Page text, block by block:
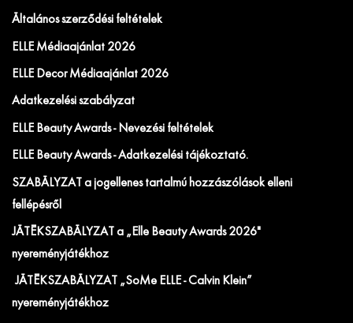
Általános szerződési feltételek
ELLE Médiaajánlat 2026
ELLE Decor Médiaajánlat 2026
Adatkezelési szabályzat
ELLE Beauty Awards - Nevezési feltételek
ELLE Beauty Awards - Adatkezelési tájékoztató.
SZABÁLYZAT a jogellenes tartalmú hozzászólások elleni
fellépésről
JÁTÉKSZABÁLYZAT a „Elle Beauty Awards 2026"
nyereményjátékhoz
JÁTÉKSZABÁLYZAT „SoMe ELLE - Calvin Klein”
nyereményjátékhoz